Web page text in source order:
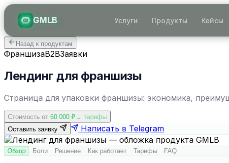
GMLB. Услуги Продукты Кейсы
Назад к продуктам
ФраншизаB2BЗаявки
Лендинг для франшизы
Страница для упаковки франшизы: экономика,
Стоимость от 60 000 ₽→ тарифы
Оставить заявку
Написать в Telegram
Обзор Боли Решение Как работает Тарифы FAQ